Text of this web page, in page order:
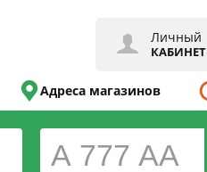
Личный
КАБИНЕТ
Адреса магазинов